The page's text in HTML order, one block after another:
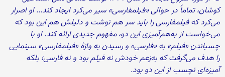
کوشان، تماماً در حوالی «فیلمفارسی» سیر می‌کرد ایجاد کند... او اصرار
می‌کرد که فیلمفارسی را باید سر هم نوشت و دلیلش هم این بود که
می‌خواست از به‌هم‌آمیزی این دو، مفهوم جدیدی ارائه کند. او با
چسباندن «فیلم» به «فارسی» و رسیدن به واژهٔ «فیلمفارسی» سینمایی
را هدف می‌گرفت که به‌زعم خودش نه فیلم بود و نه فارسی؛ بلکه
آمیزه‌ای نچسب از این دو بود.